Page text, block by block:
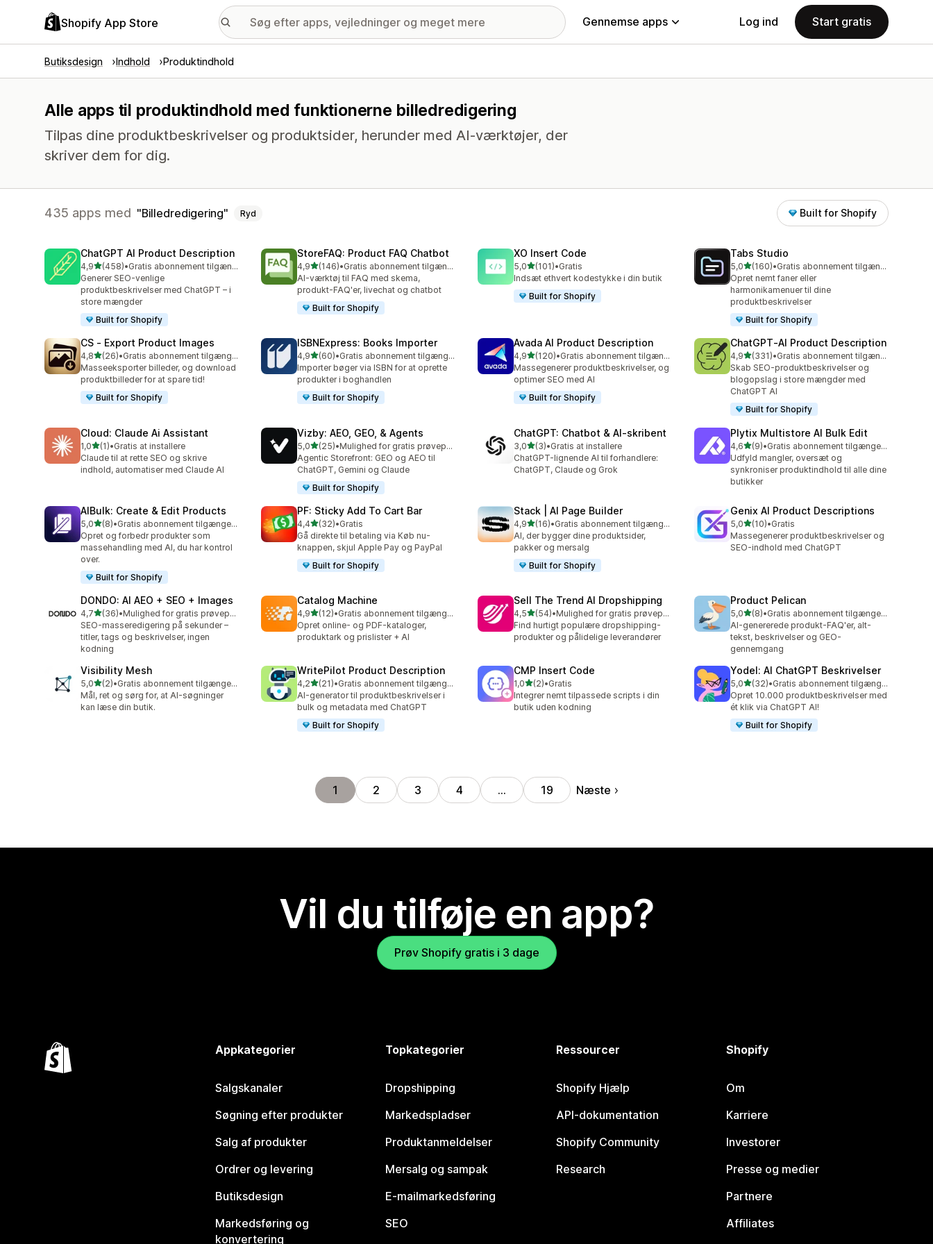
Shopify App Store Gennemse apps Log ind Start gratis
Butiksdesign Indhold Produktindhold
Alle apps til produktindhold med funktionerne billedredigering
Tilpas dine produktbeskrivelser og produktsider, herunder med AI-værktøjer, der
skriver dem for dig.
435 apps med Billedredigering Ryd Built for Shopify
ChatGPT AI Product Description
4,9ud af 5 stjerner
(458)
458 anmeldelser i alt
•
Gratis abonnement tilgængeligt
Generer SEO-venlige
produktbeskrivelser med ChatGPT – i
store mængder
Built for Shopify
StoreFAQ: Product FAQ Chatbot
4,9ud af 5 stjerner
(146)
146 anmeldelser i alt
•
Gratis abonnement tilgængeligt
AI-værktøj til FAQ med skema,
produkt-FAQ'er, livechat og chatbot
Built for Shopify
XO Insert Code
5,0ud af 5 stjerner
(101)
101 anmeldelser i alt
•Gratis
Indsæt ethvert kodestykke i din butik
Built for Shopify
Tabs Studio
5,0ud af 5 stjerner
(160)
160 anmeldelser i alt
•
Gratis abonnement tilgængeligt
Opret nemt faner eller
harmonikamenuer til dine
produktbeskrivelser
Built for Shopify
CS ‑ Export Product Images
4,8ud af 5 stjerner
(26)
26 anmeldelser i alt
•
Gratis abonnement tilgængeligt
Masseeksporter billeder, og download
produktbilleder for at spare tid!
Built for Shopify
ISBNExpress: Books Importer
4,9ud af 5 stjerner
(60)
60 anmeldelser i alt
•
Gratis abonnement tilgængeligt
Importer bøger via ISBN for at oprette
produkter i boghandlen
Built for Shopify
Avada AI Product Description
4,9ud af 5 stjerner
(120)
120 anmeldelser i alt
•
Gratis abonnement tilgængeligt
Massegenerer produktbeskrivelser, og
optimer SEO med AI
Built for Shopify
ChatGPT‑AI Product Description
4,9ud af 5 stjerner
(331)
331 anmeldelser i alt
•
Gratis abonnement tilgængeligt
Skab SEO-produktbeskrivelser og
blogopslag i store mængder med
ChatGPT AI
Built for Shopify
Cloud: Claude Ai Assistant
1,0ud af 5 stjerner
(1)
1 anmeldelser i alt
•Gratis at installere
Claude til at rette SEO og skrive
indhold, automatiser med Claude AI
Vizby: AEO, GEO, & Agents
5,0ud af 5 stjerner
(25)
25 anmeldelser i alt
•
Mulighed for gratis prøveperiode
Agentic Storefront: GEO og AEO til
ChatGPT, Gemini og Claude
Built for Shopify
ChatGPT: Chatbot & AI‑skribent
3,0ud af 5 stjerner
(3)
3 anmeldelser i alt
•Gratis at installere
ChatGPT-lignende AI til forhandlere:
ChatGPT, Claude og Grok
Plytix Multistore AI Bulk Edit
4,6ud af 5 stjerner
(9)
9 anmeldelser i alt
•
Gratis abonnement tilgængeligt
Udfyld mangler, oversæt og
synkroniser produktindhold til alle dine
butikker
AIBulk: Create & Edit Products
5,0ud af 5 stjerner
(8)
8 anmeldelser i alt
•
Gratis abonnement tilgængeligt
Opret og forbedr produkter som
massehandling med AI, du har kontrol
over.
Built for Shopify
PF: Sticky Add To Cart Bar
4,4ud af 5 stjerner
(32)
32 anmeldelser i alt
•Gratis
Gå direkte til betaling via Køb nu-
knappen, skjul Apple Pay og PayPal
Built for Shopify
Stack | AI Page Builder
4,9ud af 5 stjerner
(16)
16 anmeldelser i alt
•
Gratis abonnement tilgængeligt
AI, der bygger dine produktsider,
pakker og mersalg
Built for Shopify
Genix AI Product Descriptions
5,0ud af 5 stjerner
(10)
10 anmeldelser i alt
•Gratis
Massegenerer produktbeskrivelser og
SEO-indhold med ChatGPT
DONDO: AI AEO + SEO + Images
4,7ud af 5 stjerner
(36)
36 anmeldelser i alt
•
Mulighed for gratis prøveperiode
SEO-masseredigering på sekunder –
titler, tags og beskrivelser, ingen
kodning
Catalog Machine
4,9ud af 5 stjerner
(12)
12 anmeldelser i alt
•
Gratis abonnement tilgængeligt
Opret online- og PDF-kataloger,
produktark og prislister + AI
Sell The Trend AI Dropshipping
4,5ud af 5 stjerner
(54)
54 anmeldelser i alt
•
Mulighed for gratis prøveperiode
Find hurtigt populære dropshipping-
produkter og pålidelige leverandører
Product Pelican
5,0ud af 5 stjerner
(8)
8 anmeldelser i alt
•
Gratis abonnement tilgængeligt
AI-genererede produkt-FAQ'er, alt-
tekst, beskrivelser og GEO-
gennemgang
Visibility Mesh
5,0ud af 5 stjerner
(2)
2 anmeldelser i alt
•
Gratis abonnement tilgængeligt
Mål, ret og sørg for, at AI-søgninger
kan læse din butik.
WritePilot Product Description
4,2ud af 5 stjerner
(21)
21 anmeldelser i alt
•
Gratis abonnement tilgængeligt
AI-generator til produktbeskrivelser i
bulk og metadata med ChatGPT
Built for Shopify
CMP Insert Code
1,0ud af 5 stjerner
(2)
2 anmeldelser i alt
•Gratis
Integrer nemt tilpassede scripts i din
butik uden kodning
Yodel: AI ChatGPT Beskrivelser
5,0ud af 5 stjerner
(32)
32 anmeldelser i alt
•
Gratis abonnement tilgængeligt
Opret 10.000 produktbeskrivelser med
ét klik via ChatGPT AI!
Built for Shopify
1 2 3 4 … 19 Næste
Vil du tilføje en app?
Prøv Shopify gratis i 3 dage
Appkategorier
Salgskanaler
Søgning efter produkter
Salg af produkter
Ordrer og levering
Butiksdesign
Markedsføring og
konvertering
Topkategorier
Dropshipping
Markedspladser
Produktanmeldelser
Mersalg og sampak
E-mailmarkedsføring
SEO
Ressourcer
Shopify Hjælp
API-dokumentation
Shopify Community
Research
Shopify
Om
Karriere
Investorer
Presse og medier
Partnere
Affiliates